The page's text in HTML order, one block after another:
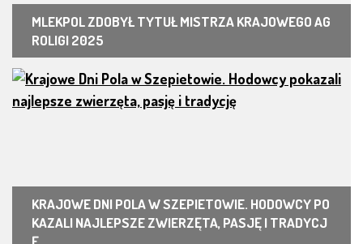
MLEKPOL ZDOBYŁ TYTUŁ MISTRZA KRAJOWEGO AG
ROLIGI 2025
KRAJOWE DNI POLA W SZEPIETOWIE. HODOWCY PO
KAZALI NAJLEPSZE ZWIERZĘTA, PASJĘ I TRADYCJ